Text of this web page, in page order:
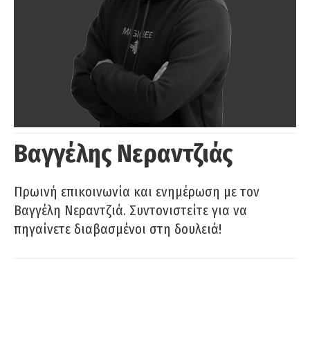
Βαγγέλης Νεραντζιάς
Πρωινή επικοινωνία και ενημέρωση με τον
Βαγγέλη Νεραντζιά. Συντονιστείτε για να
πηγαίνετε διαβασμένοι στη δουλειά!